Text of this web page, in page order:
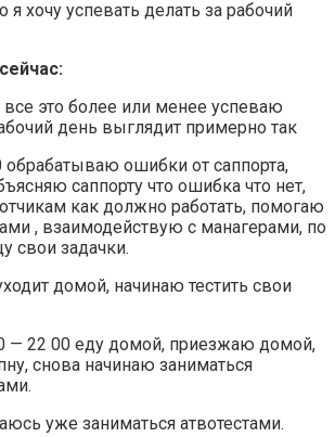
я хочу успевать делать за рабочий
все это более или менее успеваю
день выглядит примерно так
обрабатываю ошибки от саппорта,
саппорту что ошибка что нет,
как должно работать, помогаю
, взаимодействую с манагерами, по
свои задачки.
домой, начинаю тестить свои
— 22 00 еду домой, приезжаю домой,
снова начинаю заниматься
уже заниматься атвотестами.